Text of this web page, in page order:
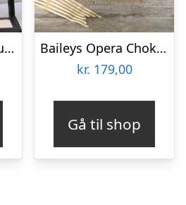
Beskytter til Makeupbørster 3-pak
Baileys Opera Chokoladeæske
kr. 179,00
Gå til shop